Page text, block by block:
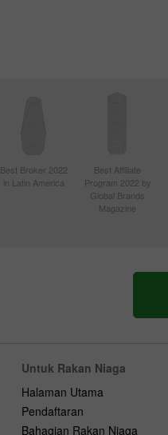
Best Broker 2022
in Latin America
Best Affiliate
Program 2022 by
Global Brands
Magazine
Untuk Rakan Niaga
Halaman Utama
Pendaftaran
Bahagian Rakan Niaga